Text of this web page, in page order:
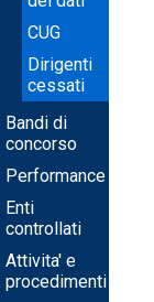
CUG
Dirigenti
cessati
Bandi di
concorso
Performance
Enti
controllati
Attivita' e
procedimenti